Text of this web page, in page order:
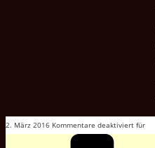
2. März 2016 Kommentare deaktiviert für